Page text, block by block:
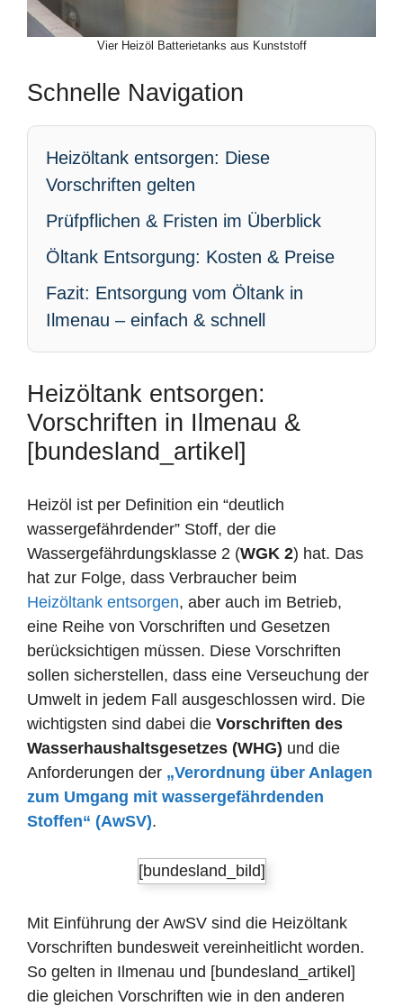
Vier Heizöl Batterietanks aus Kunststoff
Schnelle Navigation
Heizöltank entsorgen: Diese
Vorschriften gelten
Prüfpflichen & Fristen im Überblick
Öltank Entsorgung: Kosten & Preise
Fazit: Entsorgung vom Öltank in
Ilmenau – einfach & schnell
Heizöltank entsorgen:
Vorschriften in Ilmenau &
[bundesland_artikel]
Heizöl ist per Definition ein “deutlich
wassergefährdender” Stoff, der die
Wassergefährdungsklasse 2 (WGK 2) hat. Das
hat zur Folge, dass Verbraucher beim
Heizöltank entsorgen, aber auch im Betrieb,
eine Reihe von Vorschriften und Gesetzen
berücksichtigen müssen. Diese Vorschriften
sollen sicherstellen, dass eine Verseuchung der
Umwelt in jedem Fall ausgeschlossen wird. Die
wichtigsten sind dabei die Vorschriften des
Wasserhaushaltsgesetzes (WHG) und die
Anforderungen der „Verordnung über Anlagen
zum Umgang mit wassergefährdenden
Stoffen“ (AwSV).
[bundesland_bild]
Mit Einführung der AwSV sind die Heizöltank
Vorschriften bundesweit vereinheitlicht worden.
So gelten in Ilmenau und [bundesland_artikel]
die gleichen Vorschriften wie in den anderen